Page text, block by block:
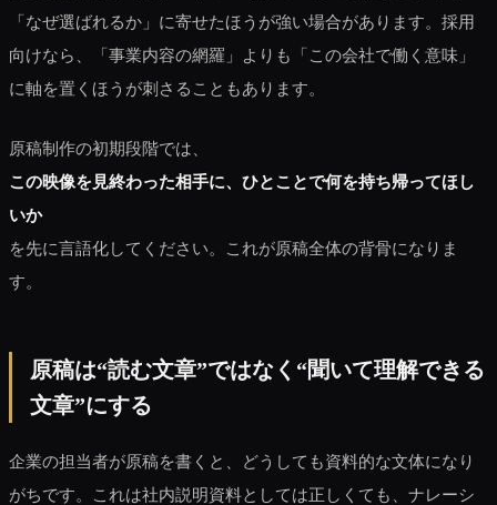
「なぜ選ばれるか」に寄せたほうが強い場合があります。採用
向けなら、「事業内容の網羅」よりも「この会社で働く意味」
に軸を置くほうが刺さることもあります。
原稿制作の初期段階では、
この映像を見終わった相手に、ひとことで何を持ち帰ってほし
いか
を先に言語化してください。これが原稿全体の背骨になりま
す。
原稿は“読む文章”ではなく“聞いて理解できる
文章”にする
企業の担当者が原稿を書くと、どうしても資料的な文体になり
がちです。これは社内説明資料としては正しくても、ナレーシ